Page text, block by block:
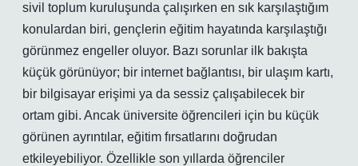
sivil toplum kuruluşunda çalışırken en sık karşılaştığım
konulardan biri, gençlerin eğitim hayatında karşılaştığı
görünmez engeller oluyor. Bazı sorunlar ilk bakışta
küçük görünüyor; bir internet bağlantısı, bir ulaşım kartı,
bir bilgisayar erişimi ya da sessiz çalışabilecek bir
ortam gibi. Ancak üniversite öğrencileri için bu küçük
görünen ayrıntılar, eğitim fırsatlarını doğrudan
etkileyebiliyor. Özellikle son yıllarda öğrenciler